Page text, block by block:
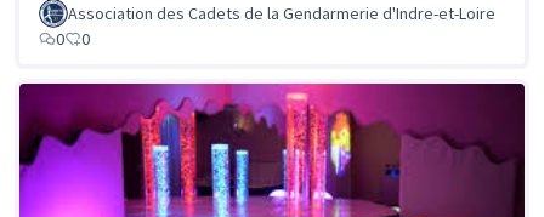
Association des Cadets de la Gendarmerie d'Indre-et-Loire
0
0